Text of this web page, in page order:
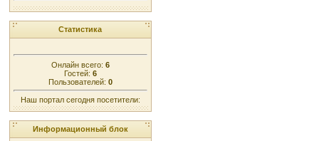
Статистика
Онлайн всего: 6
Гостей: 6
Пользователей: 0
Наш портал сегодня посетители:
Информационный блок